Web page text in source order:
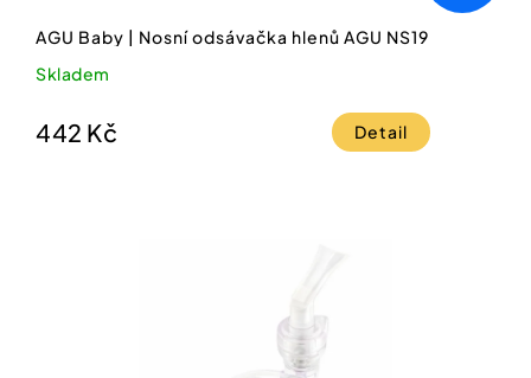
AGU Baby | Nosní odsávačka hlenů AGU NS19
Skladem
442 Kč Detail